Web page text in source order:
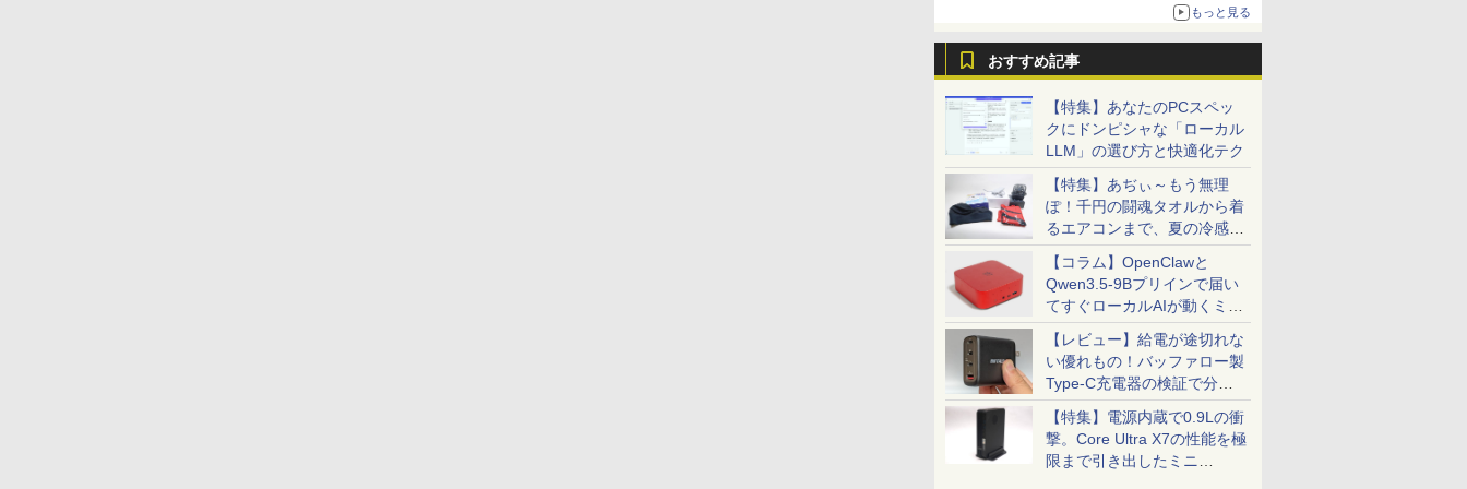
もっと見る
おすすめ記事
【特集】あなたのPCスペッ
クにドンピシャな「ローカル
LLM」の選び方と快適化テク
【特集】あぢぃ～もう無理
ぽ！千円の闘魂タオルから着
るエアコンまで、夏の冷感グ
ッズ一挙紹介
【コラム】OpenClawと
Qwen3.5-9Bプリインで届い
てすぐローカルAIが動くミニ
PC「SER9 Pro」
【レビュー】給電が途切れな
い優れもの！バッファロー製
Type-C充電器の検証で分か
ったこと
【特集】電源内蔵で0.9Lの衝
撃。Core Ultra X7の性能を極
限まで引き出したミニ